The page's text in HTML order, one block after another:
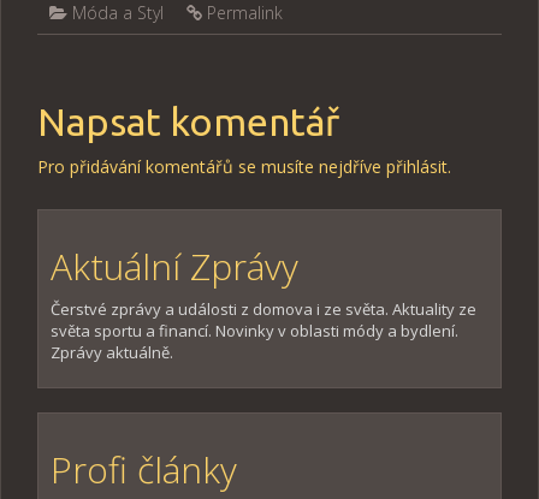
Móda a Styl Permalink
Napsat komentář
Pro přidávání komentářů se musíte nejdříve přihlásit.
Aktuální Zprávy
Čerstvé zprávy a události z domova i ze světa. Aktuality ze
světa sportu a financí. Novinky v oblasti módy a bydlení.
Zprávy aktuálně.
Profi články